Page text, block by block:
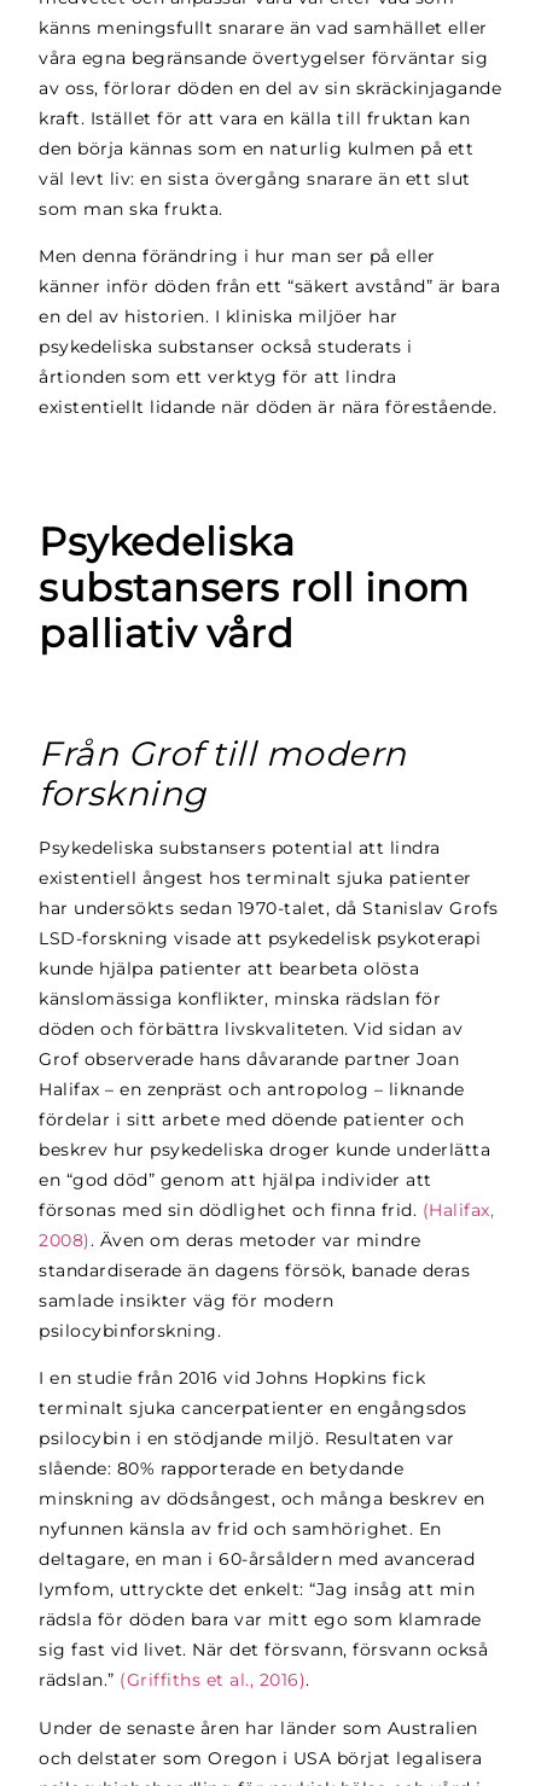
känns meningsfullt snarare än vad samhället eller
våra egna begränsande övertygelser förväntar sig
av oss, förlorar döden en del av sin skräckinjagande
kraft. Istället för att vara en källa till fruktan kan
den börja kännas som en naturlig kulmen på ett
väl levt liv: en sista övergång snarare än ett slut
som man ska frukta.
Men denna förändring i hur man ser på eller
känner inför döden från ett “säkert avstånd” är bara
en del av historien. I kliniska miljöer har
psykedeliska substanser också studerats i
årtionden som ett verktyg för att lindra
existentiellt lidande när döden är nära förestående.
Psykedeliska
substansers roll inom
palliativ vård
Från Grof till modern
forskning
Psykedeliska substansers potential att lindra
existentiell ångest hos terminalt sjuka patienter
har undersökts sedan 1970-talet, då Stanislav Grofs
LSD-forskning visade att psykedelisk psykoterapi
kunde hjälpa patienter att bearbeta olösta
känslomässiga konflikter, minska rädslan för
döden och förbättra livskvaliteten. Vid sidan av
Grof observerade hans dåvarande partner Joan
Halifax – en zenpräst och antropolog – liknande
fördelar i sitt arbete med döende patienter och
beskrev hur psykedeliska droger kunde underlätta
en “god död” genom att hjälpa individer att
försonas med sin dödlighet och finna frid. (Halifax,
2008). Även om deras metoder var mindre
standardiserade än dagens försök, banade deras
samlade insikter väg för modern
psilocybinforskning.
I en studie från 2016 vid Johns Hopkins fick
terminalt sjuka cancerpatienter en engångsdos
psilocybin i en stödjande miljö. Resultaten var
slående: 80% rapporterade en betydande
minskning av dödsångest, och många beskrev en
nyfunnen känsla av frid och samhörighet. En
deltagare, en man i 60-årsåldern med avancerad
lymfom, uttryckte det enkelt: “Jag insåg att min
rädsla för döden bara var mitt ego som klamrade
sig fast vid livet. När det försvann, försvann också
rädslan.” (Griffiths et al., 2016).
Under de senaste åren har länder som Australien
och delstater som Oregon i USA börjat legalisera